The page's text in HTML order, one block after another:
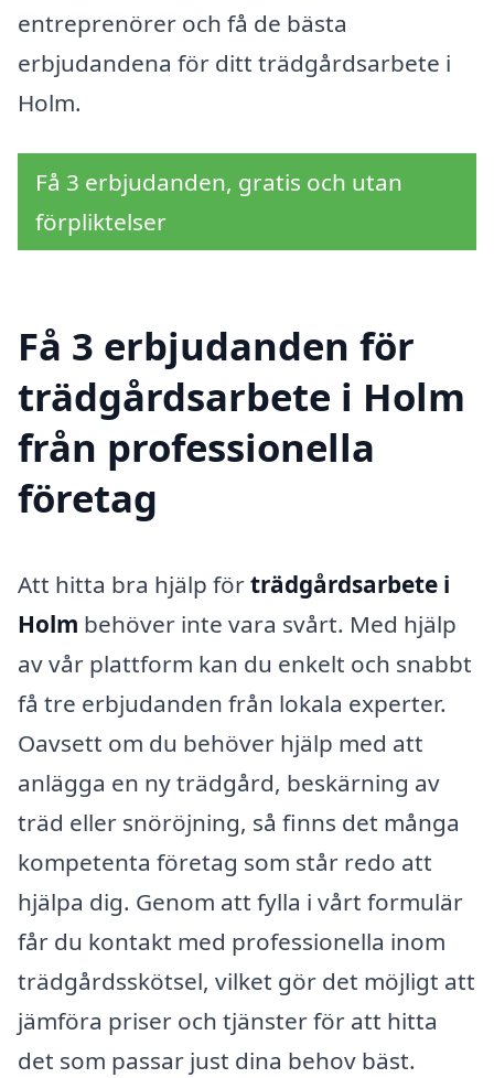
entreprenörer och få de bästa
erbjudandena för ditt trädgårdsarbete i
Holm.
Få 3 erbjudanden, gratis och utan
förpliktelser
Få 3 erbjudanden för
trädgårdsarbete i Holm
från professionella
företag
Att hitta bra hjälp förträdgårdsarbete i
Holm behöver inte vara svårt. Med hjälp
av vår plattform kan du enkelt och snabbt
få tre erbjudanden från lokala experter.
Oavsett om du behöver hjälp med att
anlägga en ny trädgård, beskärning av
träd eller snöröjning, så finns det många
kompetenta företag som står redo att
hjälpa dig. Genom att fylla i vårt formulär
får du kontakt med professionella inom
trädgårdsskötsel, vilket gör det möjligt att
jämföra priser och tjänster för att hitta
det som passar just dina behov bäst.